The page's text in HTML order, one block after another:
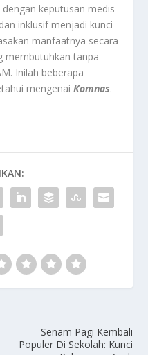
keputusan medis
inklusif menjadi kunci
manfaatnya secara
membutuhkan tanpa
Inilah beberapa
mengenaiKomnas.
Senam Pagi Kembali
Populer Di Sekolah: Kunci